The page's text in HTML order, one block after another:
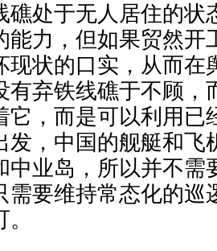
礁处于无人居住的状
能力，但如果贸然开
现状的口实，从而在
有弃铁线礁于不顾，
它，而是可以利用已
发，中国的舰艇和飞
中业岛，所以并不需
需要维持常态化的巡